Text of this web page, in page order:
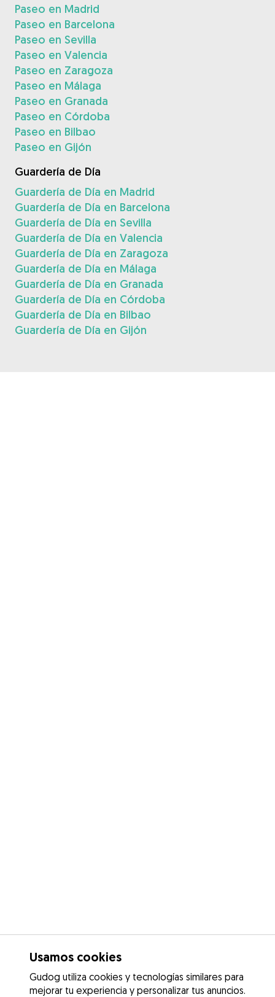
Usamos cookies
Gudog utiliza cookies y tecnologías similares para
mejorar tu experiencia y personalizar tus anuncios.
Paseo en Madrid
Paseo en Barcelona
Paseo en Sevilla
Paseo en Valencia
Paseo en Zaragoza
Paseo en Málaga
Paseo en Granada
Paseo en Córdoba
Paseo en Bilbao
Paseo en Gijón
Guardería de Día
Guardería de Día en Madrid
Guardería de Día en Barcelona
Guardería de Día en Sevilla
Guardería de Día en Valencia
Guardería de Día en Zaragoza
Guardería de Día en Málaga
Guardería de Día en Granada
Guardería de Día en Córdoba
Guardería de Día en Bilbao
Guardería de Día en Gijón